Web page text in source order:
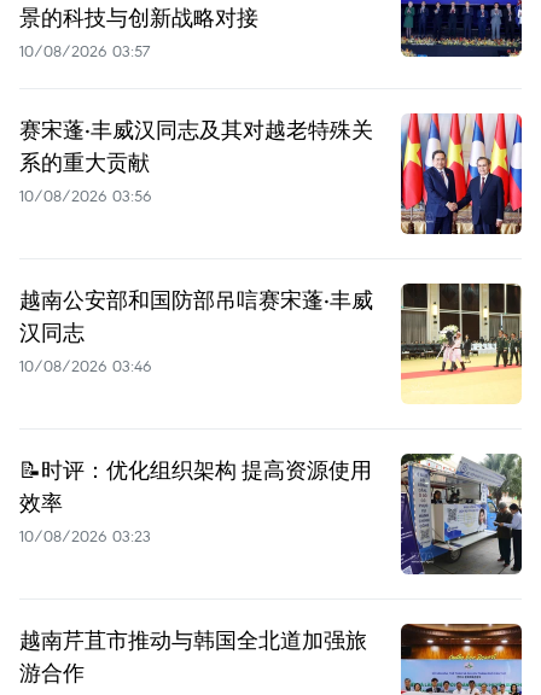
景的科技与创新战略对接
10/08/2026 03:57
赛宋蓬·丰威汉同志及其对越老特殊关
系的重大贡献
10/08/2026 03:56
越南公安部和国防部吊唁赛宋蓬·丰威
汉同志
10/08/2026 03:46
📝时评：优化组织架构 提高资源使用
效率
10/08/2026 03:23
越南芹苴市推动与韩国全北道加强旅
游合作